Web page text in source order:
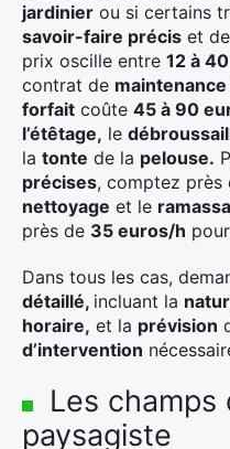
jardinier ou si certains
savoir-faire précis et
prix oscille entre 12 à
contrat de maintenance
forfait coûte 45 à 90
l’étêtage, le
la tonte de la pelouse.
précises, comptez près
nettoyage et le
près de 35 euros/h
Dans tous les cas,
détaillé, incluant la
horaire, et la prévision
d’intervention
Les champs
paysagiste